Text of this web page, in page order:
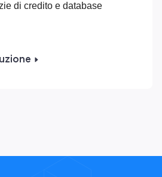
di credito e database